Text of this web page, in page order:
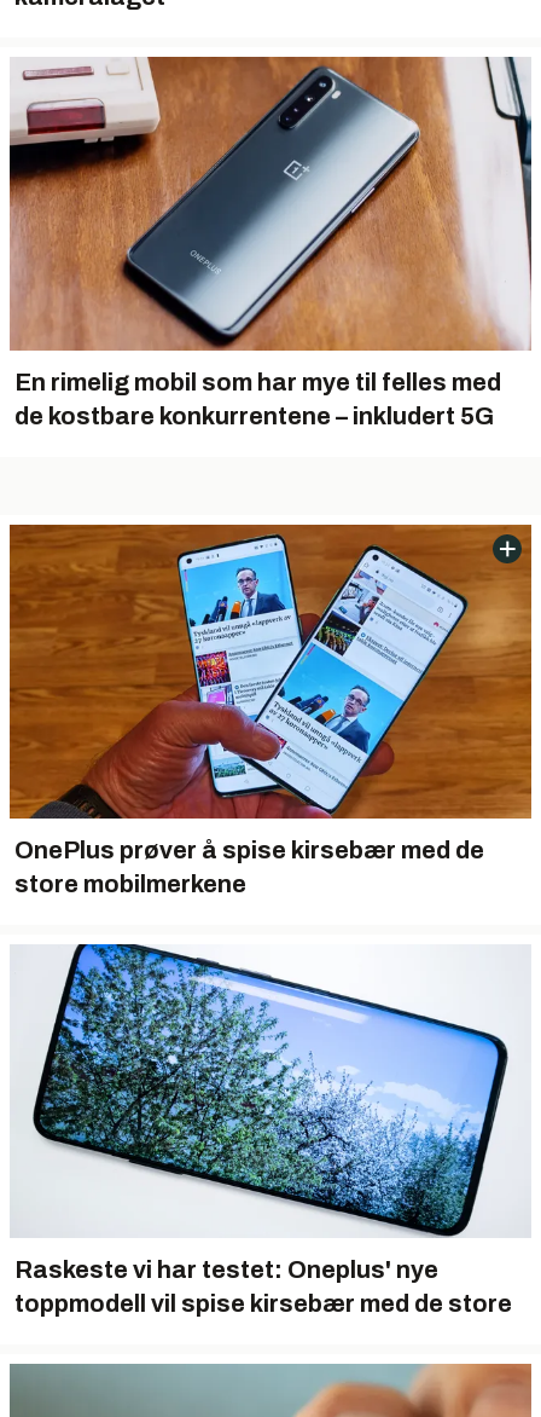
En rimelig mobil som har mye til felles med
de kostbare konkurrentene – inkludert 5G
OnePlus prøver å spise kirsebær med de
store mobilmerkene
Raskeste vi har testet: Oneplus' nye
toppmodell vil spise kirsebær med de store